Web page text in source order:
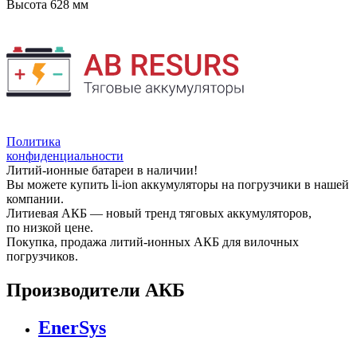
Высота 628 мм
Политика
конфиденциальности
Литий-ионные батареи в наличии!
Вы можете купить li-ion аккумуляторы на погрузчики в нашей
компании.
Литиевая АКБ — новый тренд тяговых аккумуляторов,
по низкой цене.
Покупка, продажа литий-ионных АКБ для вилочных
погрузчиков.
Производители АКБ
EnerSys